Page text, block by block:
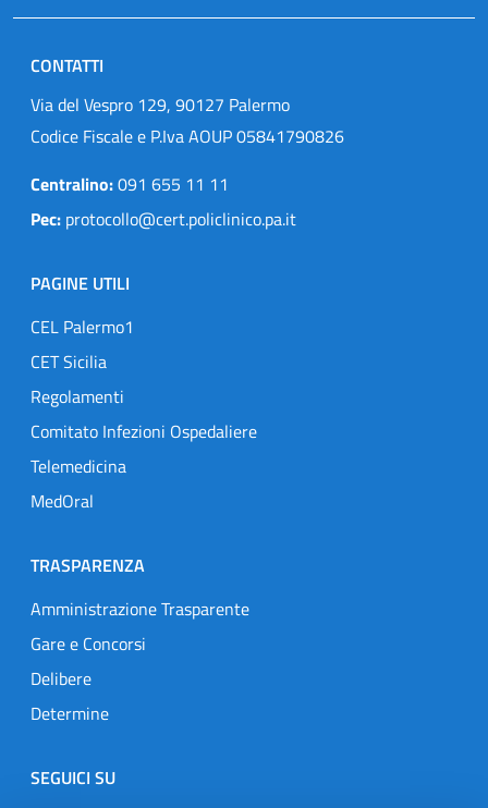
CONTATTI
Via del Vespro 129, 90127 Palermo
Codice Fiscale e P.Iva AOUP 05841790826
Centralino:091 655 11 11
Pec: protocollo@cert.policlinico.pa.it
PAGINE UTILI
CEL Palermo1
CET Sicilia
Regolamenti
Comitato Infezioni Ospedaliere
Telemedicina
MedOral
TRASPARENZA
Amministrazione Trasparente
Gare e Concorsi
Delibere
Determine
SEGUICI SU